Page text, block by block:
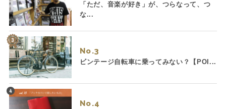
「ただ、音楽が好き」が、つらなって、つ
な...
No.
ビンテージ自転車に乗ってみない？【POI...
No.